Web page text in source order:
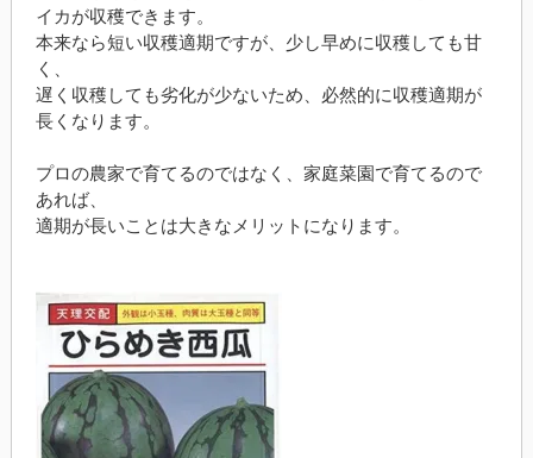
イカが収穫できます。
本来なら短い収穫適期ですが、少し早めに収穫しても甘
く、
遅く収穫しても劣化が少ないため、必然的に収穫適期が
長くなります。
プロの農家で育てるのではなく、家庭菜園で育てるので
あれば、
適期が長いことは大きなメリットになります。